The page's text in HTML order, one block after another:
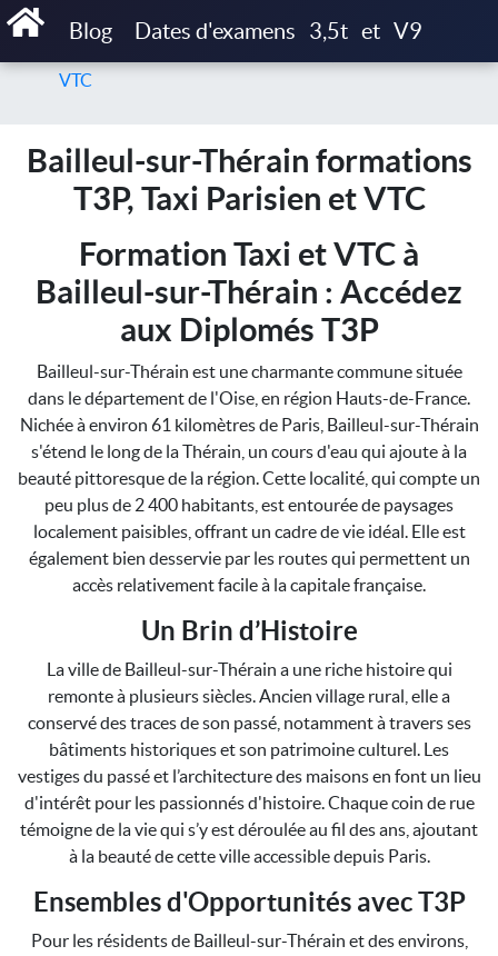
Blog Dates d'examens 3,5t et V9
Accueil
VTC
Bailleul-sur-Thérain formations
T3P, Taxi Parisien et VTC
Formation Taxi et VTC à
Bailleul-sur-Thérain : Accédez
aux Diplomés T3P
Bailleul-sur-Thérain est une charmante commune située
dans le département de l'Oise, en région Hauts-de-France.
Nichée à environ 61 kilomètres de Paris, Bailleul-sur-Thérain
s'étend le long de la Thérain, un cours d'eau qui ajoute à la
beauté pittoresque de la région. Cette localité, qui compte un
peu plus de 2 400 habitants, est entourée de paysages
localement paisibles, offrant un cadre de vie idéal. Elle est
également bien desservie par les routes qui permettent un
accès relativement facile à la capitale française.
Un Brin d’Histoire
La ville de Bailleul-sur-Thérain a une riche histoire qui
remonte à plusieurs siècles. Ancien village rural, elle a
conservé des traces de son passé, notamment à travers ses
bâtiments historiques et son patrimoine culturel. Les
vestiges du passé et l’architecture des maisons en font un lieu
d'intérêt pour les passionnés d'histoire. Chaque coin de rue
témoigne de la vie qui s’y est déroulée au fil des ans, ajoutant
à la beauté de cette ville accessible depuis Paris.
Ensembles d'Opportunités avec T3P
Pour les résidents de Bailleul-sur-Thérain et des environs,